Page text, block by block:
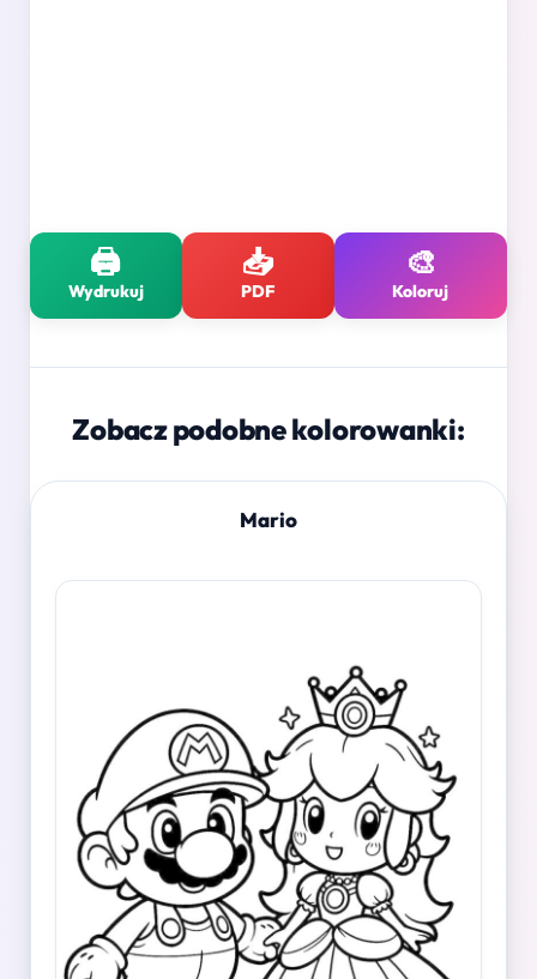
🖨️
Wydrukuj
📥
PDF
🎨
Koloruj
Zobacz podobne kolorowanki:
Mario